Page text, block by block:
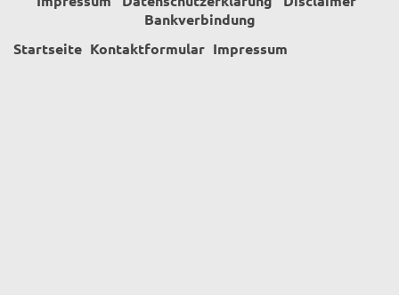
Bankverbindung
Startseite Kontaktformular Impressum